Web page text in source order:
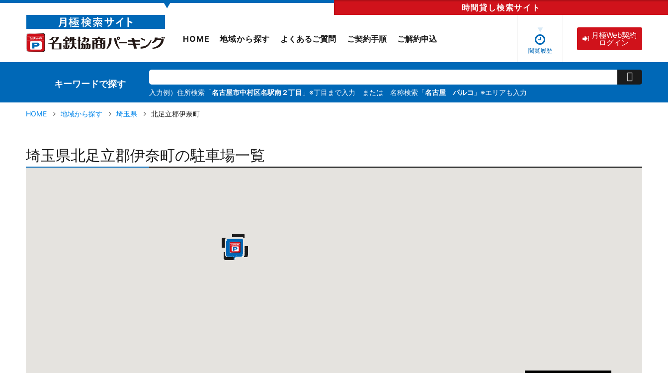
▼ 時間貸し検索サイト
HOME 地域から探す よくあるご質問 ご契約手順 ご解約申込
閲覧履歴
月極Web契約
ログイン
キーワードで探す
入力例）住所検索「名古屋市中村区名駅南２丁目 」※丁目まで入力 または 名称検索「名古屋 パルコ 」※エリアも入力
HOME 地域から探す 埼玉県 北足立郡伊奈町
埼玉県北足立郡伊奈町の駐車場一覧